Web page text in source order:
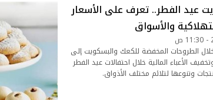
عيد الفطر.. تعرف على الأسعار
والأسواق
الطروحات المخفضة للكعك والبسكويت إلى
الأعباء المالية خلال احتفالات عيد الفطر